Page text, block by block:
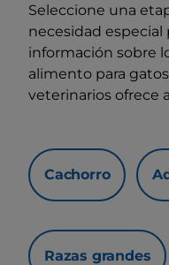
Seleccione una
necesidad especial
información sobre
alimento para
veterinarios ofrece
Cachorro
Razas grandes